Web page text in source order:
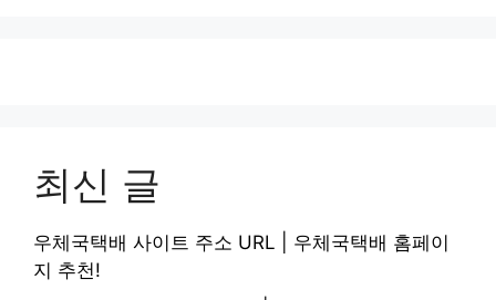
최신 글
우체국택배 사이트 주소 URL | 우체국택배 홈페이
지 추천!